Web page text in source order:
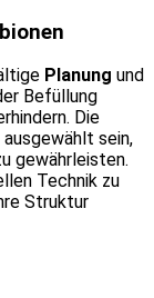
Planung und
Befüllung
Die
sein,
gewährleisten.
Technik zu
Struktur